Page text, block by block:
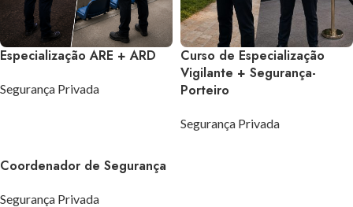
Especialização ARE + ARD
Segurança Privada
Curso de Especialização
Vigilante + Segurança-
Porteiro
Segurança Privada
Coordenador de Segurança
Segurança Privada